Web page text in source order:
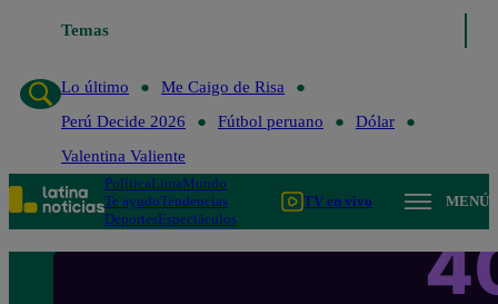
Temas
Lo último
Me Caigo de Risa
Perú Decide 2026
Fútbol peruano
Dólar
Valentina Valiente
PolíticaLimaMundo
Te ayudoTendencias
DeportesEspectáculos
TV en vivo MENÚ